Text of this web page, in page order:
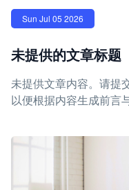
Sun Jul 05 2026
未提供的文章标题
未提供文章内容。请提
以便根据内容生成前言